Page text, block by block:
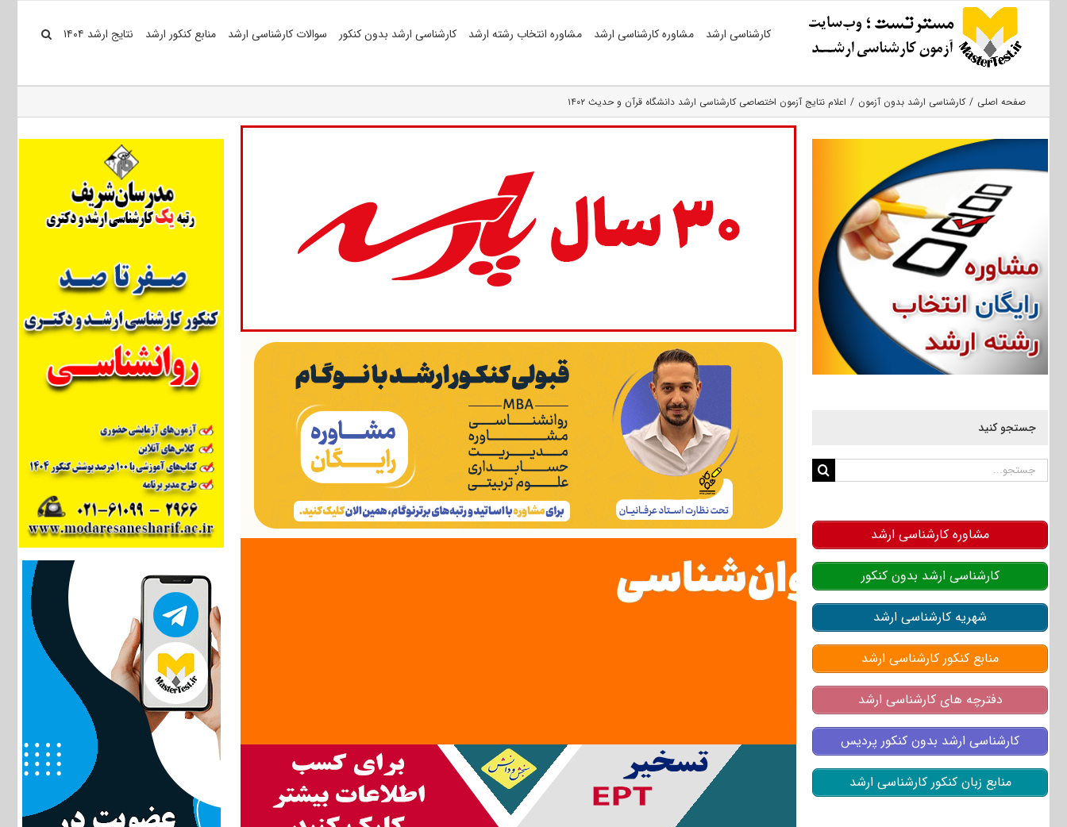
کارشناسی ارشد مشاوره کارشناسی ارشد مشاوره انتخاب رشته ارشد کارشناسی ارشد بدون کنکور سوالات کارشناسی ارشد منابع کنکور ارشد نتایج ارشد ۱۴۰۴
صفحه اصلی کارشناسی ارشد بدون آزمون اعلام نتایج آزمون اختصاصی کارشناسی ارشد دانشگاه قرآن و حدیث ۱۴۰۲
جستجو کنید
جستجو
مشاوره کارشناسی ارشد
کارشناسی ارشد بدون کنکور
شهریه کارشناسی ارشد
منابع کنکور کارشناسی ارشد
دفترچه های کارشناسی ارشد
کارشناسی ارشد بدون کنکور پردیس
منابع زبان کنکور کارشناسی ارشد